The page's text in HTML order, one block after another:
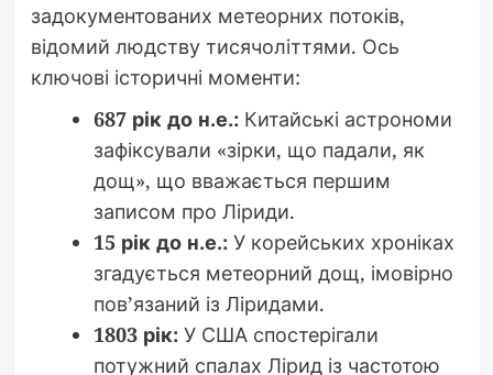
задокументованих метеорних потоків,
відомий людству тисячоліттями. Ось
ключові історичні моменти:
687 рік до н.е.:Китайські астрономи
зафіксували «зірки, що падали, як
дощ», що вважається першим
записом про Ліриди.
15 рік до н.е.:У корейських хроніках
згадується метеорний дощ, імовірно
пов’язаний із Ліридами.
1803 рік:У США спостерігали
потужний спалах Лірид із частотою